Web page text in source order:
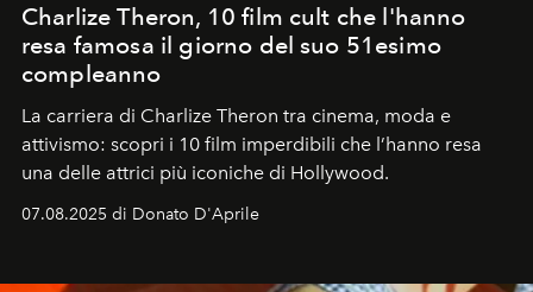
Charlize Theron, 10 film cult che l'hanno
resa famosa il giorno del suo 51esimo
compleanno
La carriera di Charlize Theron tra cinema, moda e
attivismo: scopri i 10 film imperdibili che l’hanno resa
una delle attrici più iconiche di Hollywood.
07.08.2025 di Donato D'Aprile